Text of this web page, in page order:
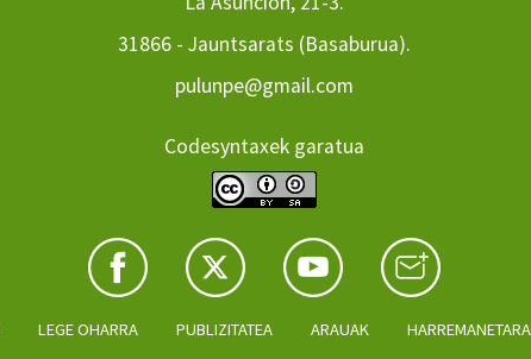
31866 - Jauntsarats (Basaburua).
pulunpe@gmail.com
Codesyntaxek garatua
LEGE OHARRA PUBLIZITATEA ARAUAK